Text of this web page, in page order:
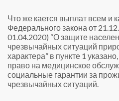
Что же кается выплат всем и
Федерального закона от
01.04.2020) “О защите
чрезвычайных ситуаций
характера” в пункте 1
право на медицинское
социальные гарантии за
чрезвычайных ситуаций.